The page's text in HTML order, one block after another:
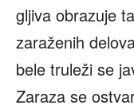
gljiva obrazuje
zaraženih
bele truleži se
Zaraza se